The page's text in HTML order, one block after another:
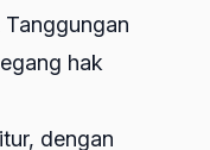
hak
dengan